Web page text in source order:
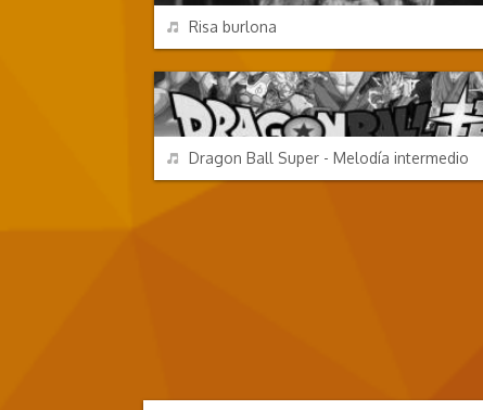
REPRODUCIR
Risa burlona
DIBUJOS ANIMADOS
REPRODUCIR
Dragon Ball Super - Melodía intermedio